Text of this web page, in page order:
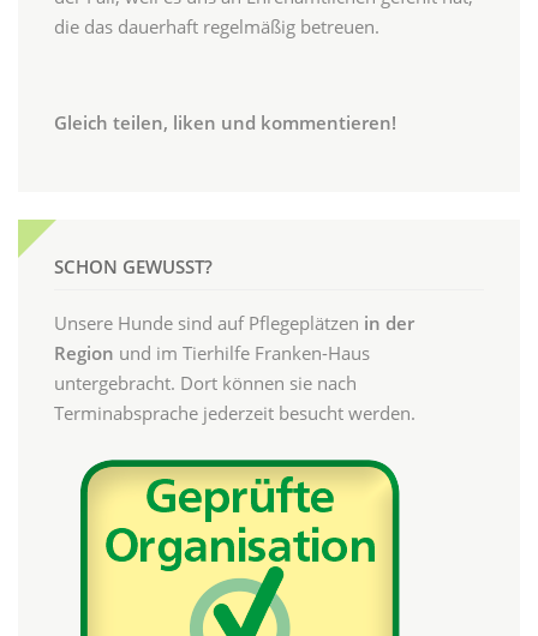
die das dauerhaft regelmäßig betreuen.
Gleich teilen, liken und kommentieren!
SCHON GEWUSST?
Unsere Hunde sind auf Pflegeplätzen in der
Region und im Tierhilfe Franken-Haus
untergebracht. Dort können sie nach
Terminabsprache jederzeit besucht werden.